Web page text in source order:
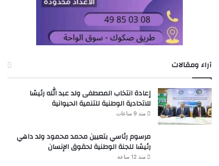
آراء ومقالات
إعادة انتخاب المصطفى ولد عبد الله رئيسًا
للاتحادية الوطنية للتنمية الحيوانية
منذ 9 ساعات
مرسوم رئاسي بتعيين محمد محمود ولد داهي
رئيسًا للجنة الوطنية لحقوق الإنسان
منذ 12 ساعة